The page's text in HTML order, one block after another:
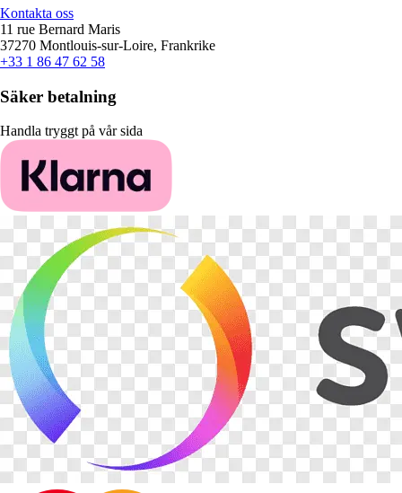
Kontakta oss
11 rue Bernard Maris
37270 Montlouis-sur-Loire, Frankrike
+33 1 86 47 62 58
Säker betalning
Handla tryggt på vår sida